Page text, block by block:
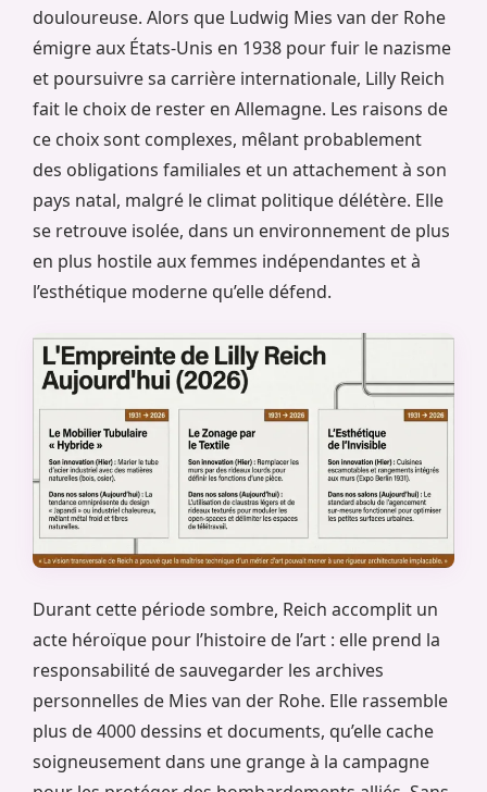
douloureuse. Alors que Ludwig Mies van der Rohe
émigre aux États-Unis en 1938 pour fuir le nazisme
et poursuivre sa carrière internationale, Lilly Reich
fait le choix de rester en Allemagne. Les raisons de
ce choix sont complexes, mêlant probablement
des obligations familiales et un attachement à son
pays natal, malgré le climat politique délétère. Elle
se retrouve isolée, dans un environnement de plus
en plus hostile aux femmes indépendantes et à
l’esthétique moderne qu’elle défend.
Durant cette période sombre, Reich accomplit un
acte héroïque pour l’histoire de l’art : elle prend la
responsabilité de sauvegarder les archives
personnelles de Mies van der Rohe. Elle rassemble
plus de 4000 dessins et documents, qu’elle cache
soigneusement dans une grange à la campagne